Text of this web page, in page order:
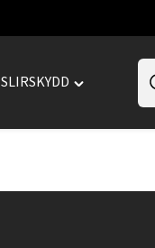
SLIRSKYDD
Toggle